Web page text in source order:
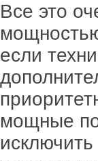
Все это
если
мощные